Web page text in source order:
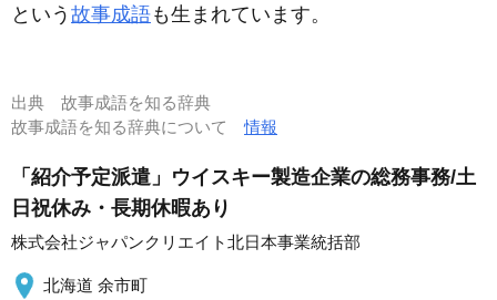
という 故事成語も生まれています。
出典 故事成語を知る辞典
故事成語を知る辞典について情報
「紹介予定派遣」ウイスキー製造企業の総務事務/土
日祝休み・長期休暇あり
株式会社ジャパンクリエイト北日本事業統括部
北海道 余市町